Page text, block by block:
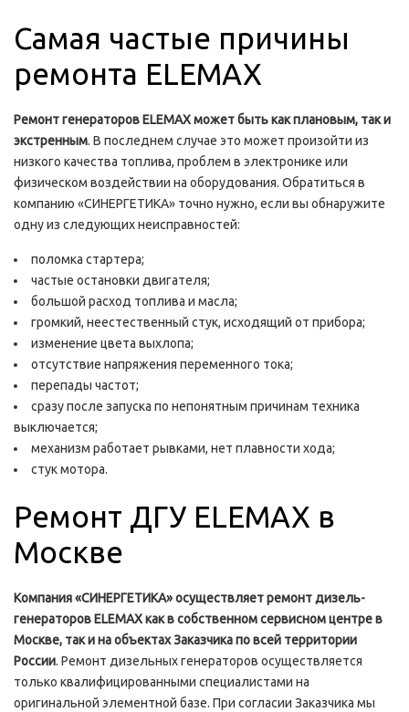
Самая частые причины
ремонта ELEMAX
Ремонт генераторовELEMAX может быть как плановым, так и
экстренным. В последнем случае это может произойти из
низкого качества топлива, проблем в электронике или
физическом воздействии на оборудования. Обратиться в
компанию «СИНЕРГЕТИКА» точно нужно, если вы обнаружите
одну из следующих неисправностей:
поломка стартера;
частые остановки двигателя;
большой расход топлива и масла;
громкий, неестественный стук, исходящий от прибора;
изменение цвета выхлопа;
отсутствие напряжения переменного тока;
перепады частот;
сразу после запуска по непонятным причинам техника
выключается;
механизм работает рывками, нет плавности хода;
стук мотора.
Ремонт ДГУ ELEMAX в
Москве
Компания «СИНЕРГЕТИКА» осуществляет ремонт дизель-
генераторовELEMAX как в собственном сервисном центре в
Москве, так и на объектах Заказчика по всей территории
России. Ремонт дизельных генераторов осуществляется
только квалифицированными специалистами на
оригинальной элементной базе. При согласии Заказчика мы